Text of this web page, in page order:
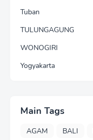
Tuban
TULUNGAGUNG
WONOGIRI
Yogyakarta
Main Tags
AGAM BALI